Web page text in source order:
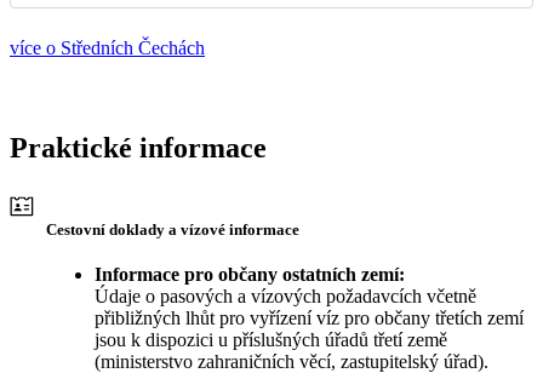
více o Středních Čechách
Praktické informace
Cestovní doklady a vízové informace
Informace pro občany ostatních zemí:
Údaje o pasových a vízových požadavcích včetně
přibližných lhůt pro vyřízení víz pro občany třetích zemí
jsou k dispozici u příslušných úřadů třetí země
(ministerstvo zahraničních věcí, zastupitelský úřad).